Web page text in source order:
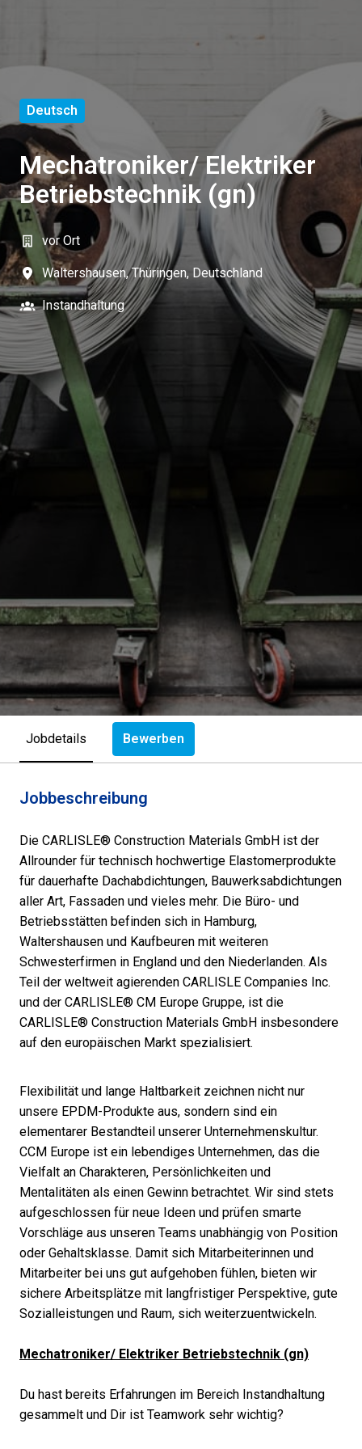
Deutsch
Mechatroniker/ Elektriker
Betriebstechnik (gn)
vor Ort
Waltershausen, Thüringen, Deutschland
Instandhaltung
Jobdetails Bewerben
Jobbeschreibung
Die CARLISLE® Construction Materials GmbH ist der
Allrounder für technisch hochwertige Elastomerprodukte
für dauerhafte Dachabdichtungen, Bauwerksabdichtungen
aller Art, Fassaden und vieles mehr. Die Büro- und
Betriebsstätten befinden sich in Hamburg,
Waltershausen und Kaufbeuren mit weiteren
Schwesterfirmen in England und den Niederlanden. Als
Teil der weltweit agierenden CARLISLE Companies Inc.
und der CARLISLE® CM Europe Gruppe, ist die
CARLISLE® Construction Materials GmbH insbesondere
auf den europäischen Markt spezialisiert.
Flexibilität und lange Haltbarkeit zeichnen nicht nur
unsere EPDM-Produkte aus, sondern sind ein
elementarer Bestandteil unserer Unternehmenskultur.
CCM Europe ist ein lebendiges Unternehmen, das die
Vielfalt an Charakteren, Persönlichkeiten und
Mentalitäten als einen Gewinn betrachtet. Wir sind stets
aufgeschlossen für neue Ideen und prüfen smarte
Vorschläge aus unseren Teams unabhängig von Position
oder Gehaltsklasse. Damit sich Mitarbeiterinnen und
Mitarbeiter bei uns gut aufgehoben fühlen, bieten wir
sichere Arbeitsplätze mit langfristiger Perspektive, gute
Sozialleistungen und Raum, sich weiterzuentwickeln.
Mechatroniker/ Elektriker Betriebstechnik (gn)
Du hast bereits Erfahrungen im Bereich Instandhaltung
gesammelt und Dir ist Teamwork sehr wichtig?